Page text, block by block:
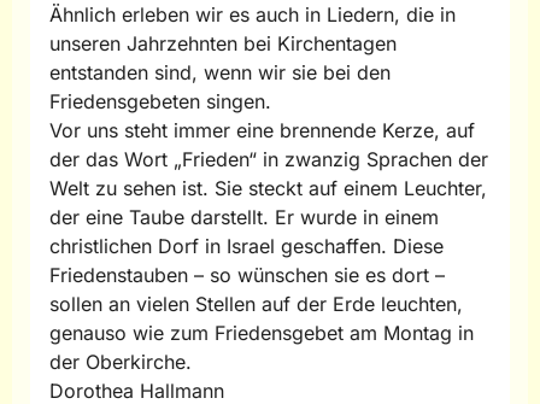
Ähnlich erleben wir es auch in Liedern, die in
unseren Jahrzehnten bei Kirchentagen
entstanden sind, wenn wir sie bei den
Friedensgebeten singen.
Vor uns steht immer eine brennende Kerze, auf
der das Wort „Frieden“ in zwanzig Sprachen der
Welt zu sehen ist. Sie steckt auf einem Leuchter,
der eine Taube darstellt. Er wurde in einem
christlichen Dorf in Israel geschaffen. Diese
Friedenstauben – so wünschen sie es dort –
sollen an vielen Stellen auf der Erde leuchten,
genauso wie zum Friedensgebet am Montag in
der Oberkirche.
Dorothea Hallmann